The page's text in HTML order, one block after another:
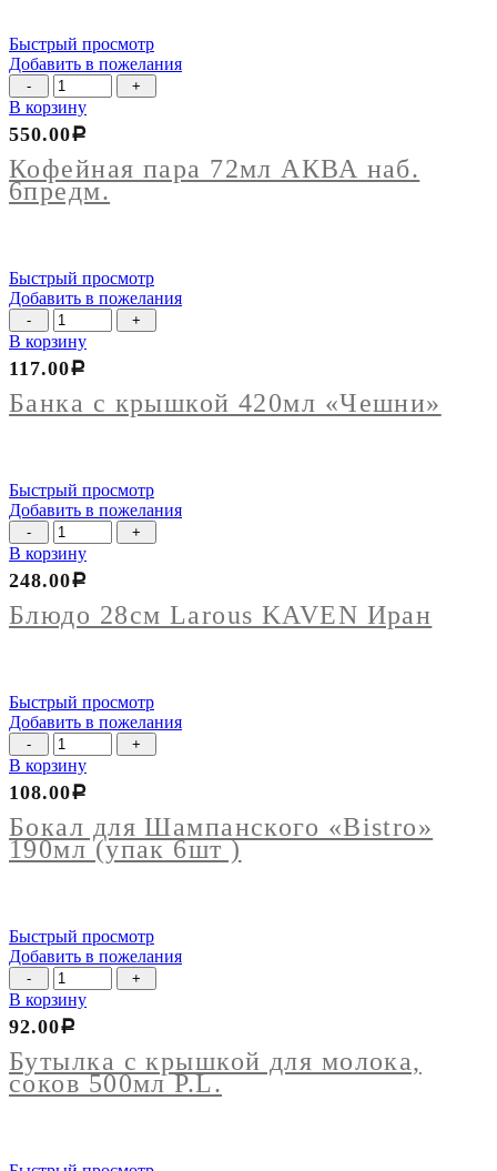
Быстрый просмотр
Добавить в пожелания
Количество
товара
Кофейная
пара
72мл
АКВА
наб.
В корзину
Кофейная пара 72мл АКВА наб.
6предм.
550.00Р
Быстрый просмотр
Добавить в пожелания
Количество
товара
Банка
с
крышкой
420мл
В корзину
Банка с крышкой 420мл «Чешни»
117.00Р
Быстрый просмотр
Добавить в пожелания
Количество
товара
Блюдо
28см
Larous
KAVEN
В корзину
Блюдо 28см Larous KAVEN Иран
248.00Р
Быстрый просмотр
Добавить в пожелания
Количество
товара
Бокал
для
Шампанского
"Bistro"
190мл
В корзину
Бокал для Шампанского «Bistro»
190мл (упак 6шт )
108.00Р
Быстрый просмотр
Добавить в пожелания
Количество
товара
Бутылка
с
крышкой
для
молока,
В корзину
Бутылка с крышкой для молока,
соков 500мл P.L.
92.00Р